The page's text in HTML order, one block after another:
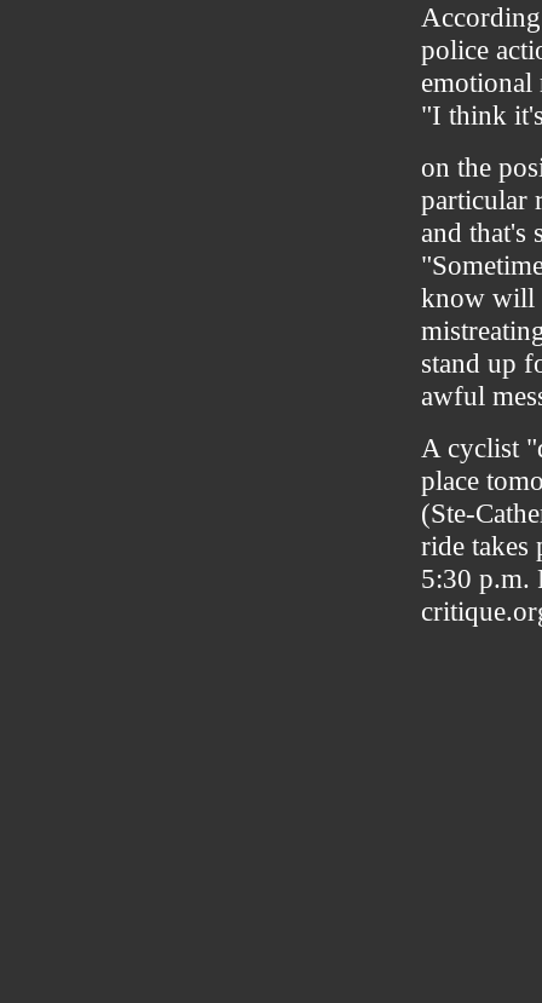
police
emotional
"I think
on the
particular
and that's
know will
stand up
awful
A cyclist
place
(Ste-
ride takes
5:30